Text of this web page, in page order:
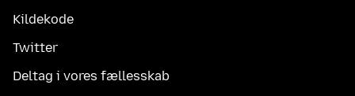
Kildekode
Twitter
Deltag i vores fællesskab